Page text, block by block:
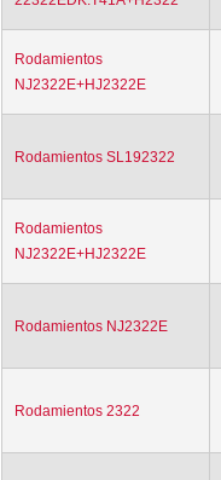
Rodamientos
NJ2322E+HJ2322E
Rodamientos SL192322
Rodamientos
NJ2322E+HJ2322E
Rodamientos NJ2322E
Rodamientos 2322